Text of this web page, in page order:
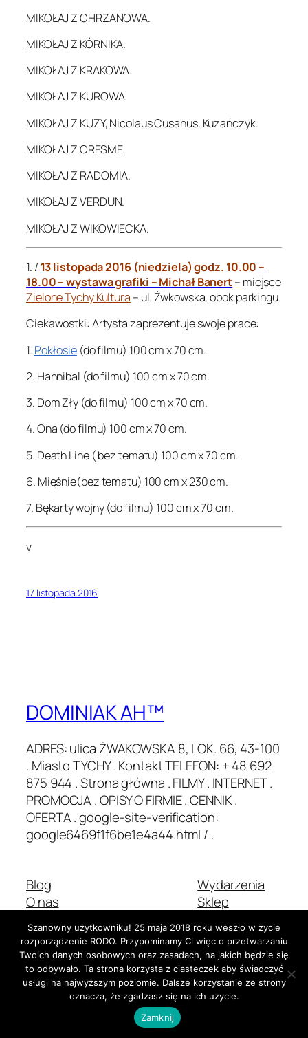
MIKOŁAJ Z CHRZANOWA.
MIKOŁAJ Z KÓRNIKA.
MIKOŁAJ Z KRAKOWA.
MIKOŁAJ Z KUROWA.
MIKOŁAJ Z KUZY, Nicolaus Cusanus, Kuzańczyk.
MIKOŁAJ Z ORESME.
MIKOŁAJ Z RADOMIA.
MIKOŁAJ Z VERDUN.
MIKOŁAJ Z WIKOWIECKA.
1. / 13 listopada 2016 (niedziela) godz. 10.00 –
18.00 – wystawa grafiki – Michał Banert– miejsce
Zielone Tychy Kultura – ul. Żwkowska, obok parkingu.
Ciekawostki: Artysta zaprezentuje swoje prace:
1. Pokłosie(do filmu) 100 cm x 70 cm.
2. Hannibal (do filmu) 100 cm x 70 cm.
3. Dom Zły (do filmu) 100 cm x 70 cm.
4. Ona (do filmu) 100 cm x 70 cm.
5. Death Line ( bez tematu) 100 cm x 70 cm.
6. Mięśnie(bez tematu) 100 cm x 230 cm.
7. Bękarty wojny (do filmu) 100 cm x 70 cm.
v
17 listopada 2016
DOMINIAK AH™
ADRES: ulica ŻWAKOWSKA 8, LOK. 66, 43-100
. Miasto TYCHY . Kontakt TELEFON: + 48 692
875 944 . Strona główna . FILMY . INTERNET .
PROMOCJA . OPISY O FIRMIE . CENNIK .
OFERTA . google-site-verification:
google6469f1f6be1e4a44.html / .
Blog
O nas
Autorzy
Wydarzenia
Sklep
Motywy
Dwadzieścia Dwadzieścia-Pięć Stworzone zWordPress
Szanowny użytkowniku! 25 maja 2018 roku weszło w życie
rozporządzenie RODO. Przypominamy Ci więc o przetwarzaniu
Twoich danych osobowych oraz zasadach, na jakich będzie się
to odbywało. Ta strona korzysta z ciasteczek aby świadczyć
usługi na najwyższym poziomie. Dalsze korzystanie ze strony
oznacza, że zgadzasz się na ich użycie.
Zamknij